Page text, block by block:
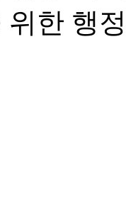
한 행